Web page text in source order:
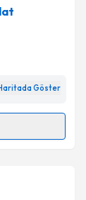
almanız
Göster